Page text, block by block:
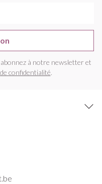
à notre newsletter et
confidentialité.